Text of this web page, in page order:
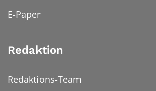
E-Paper
Redaktion
Redaktions-Team